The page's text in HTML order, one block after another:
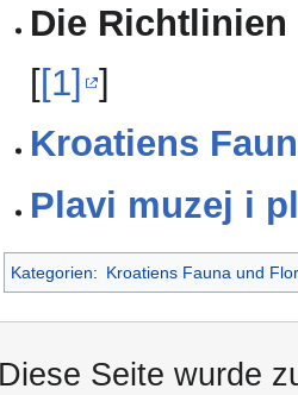
Die
[[1] ]
Kroatiens
Plavi muzej i
Kategorien: Kroatiens Fauna und
Diese Seite wurde